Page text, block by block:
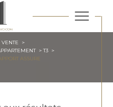
VENTE
T3
ASSURE